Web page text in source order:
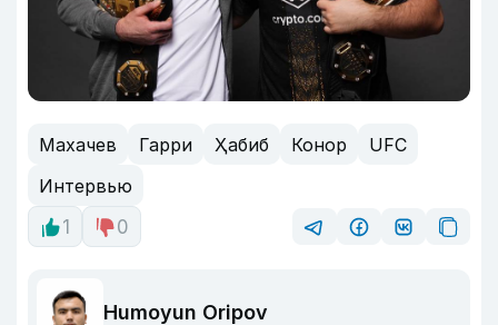
Махачев Гарри Ҳабиб Конор
UFC
Интервью
1
0
Humoyun Oripov